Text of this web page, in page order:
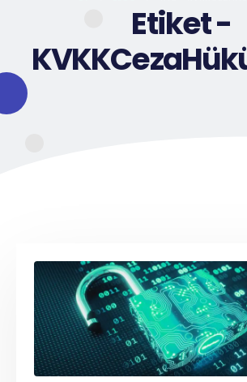
Etiket -